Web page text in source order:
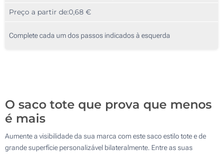
50
125
Preço a partir de:0,68 €
Complete cada um dos passos indicados à esquerda
O saco tote que prova que menos
é mais
Aumente a visibilidade da sua marca com este saco estilo tote e de
grande superfície personalizável bilateralmente. Entre as suas